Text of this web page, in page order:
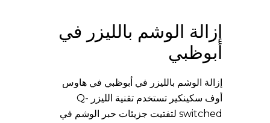
إزالة الوشم بالليزر في
أبوظبي
إزالة الوشم بالليزر في أبوظبي في هاوس
أوف سكينكير تستخدم تقنية الليزر Q-
switched لتفتيت جزيئات حبر الوشم في